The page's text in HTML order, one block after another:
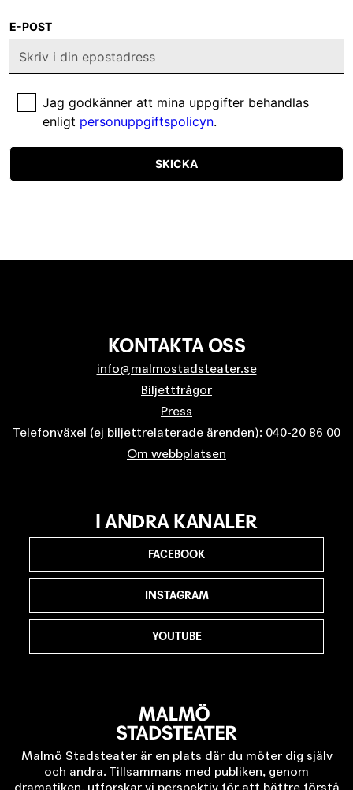
E-POST
Jag godkänner att mina uppgifter behandlas
enligt personuppgiftspolicyn.
SKICKA
KONTAKTA OSS
info@malmostadsteater.se
Biljettfrågor
Press
Telefonväxel (ej biljettrelaterade ärenden): 040-20 86 00
Om webbplatsen
Malmö Stadsteater är en plats där du möter dig själv
och andra. Tillsammans med publiken, genom
I ANDRA KANALER
FACEBOOK
INSTAGRAM
YOUTUBE